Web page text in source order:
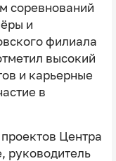
соревнований
и
филиала
высокий
и карьерные
в
Центра
руководитель